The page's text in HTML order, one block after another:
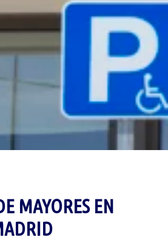
MAYORES EN